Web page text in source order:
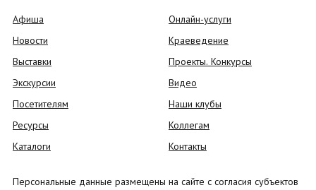
Афиша
Новости
Выставки
Экскурсии
Посетителям
Ресурсы
Каталоги
Онлайн-услуги
Краеведение
Проекты. Конкурсы
Видео
Наши клубы
Коллегам
Контакты
Персональные данные размещены на сайте с согласия субъектов